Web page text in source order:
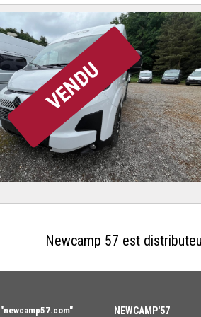
VENDU
Newcamp 57 est
"newcamp57.com" NEWCAMP'57